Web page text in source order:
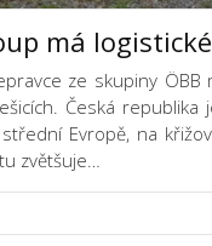
má
ze skupiny
Česká
Evropě, na
zvětšuje…